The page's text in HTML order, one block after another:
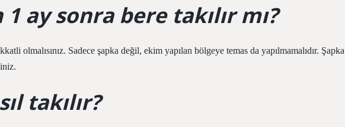
ay sonra bere takılır mı?
olmalısınız. Sadece şapka değil, ekim yapılan bölgeye temas da yapılmamalıdır. Şapka
takılır?